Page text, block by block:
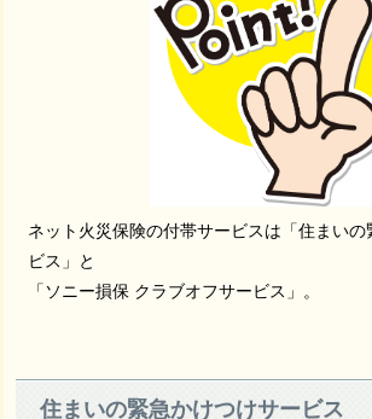
ネット火災保険の付帯サービスは「住まいの
ビス」と
「ソニー損保 クラブオフサービス」。
住まいの緊急かけつけサービス